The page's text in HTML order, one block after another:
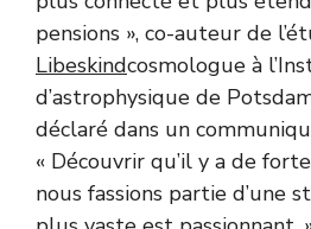
pensions », co-auteur de
Libeskindcosmologue à
d’astrophysique de
déclaré dans un
« Découvrir qu’il y a de
nous fassions partie d’une